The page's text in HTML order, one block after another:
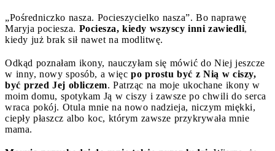
„Pośredniczko nasza. Pocieszycielko nasza”. Bo naprawę
Maryja pociesza. Pociesza, kiedy wszyscy inni zawiedli,
kiedy już brak sił nawet na modlitwę.
Odkąd poznałam ikony, nauczyłam się mówić do Niej jeszcze
w inny, nowy sposób, a więc po prostu być z Nią w ciszy,
być przed Jej obliczem. Patrząc na moje ukochane ikony w
moim domu, spotykam Ją w ciszy i zawsze po chwili do serca
wraca pokój. Otula mnie na nowo nadzieja, niczym miękki,
ciepły płaszcz albo koc, którym zawsze przykrywała mnie
mama.